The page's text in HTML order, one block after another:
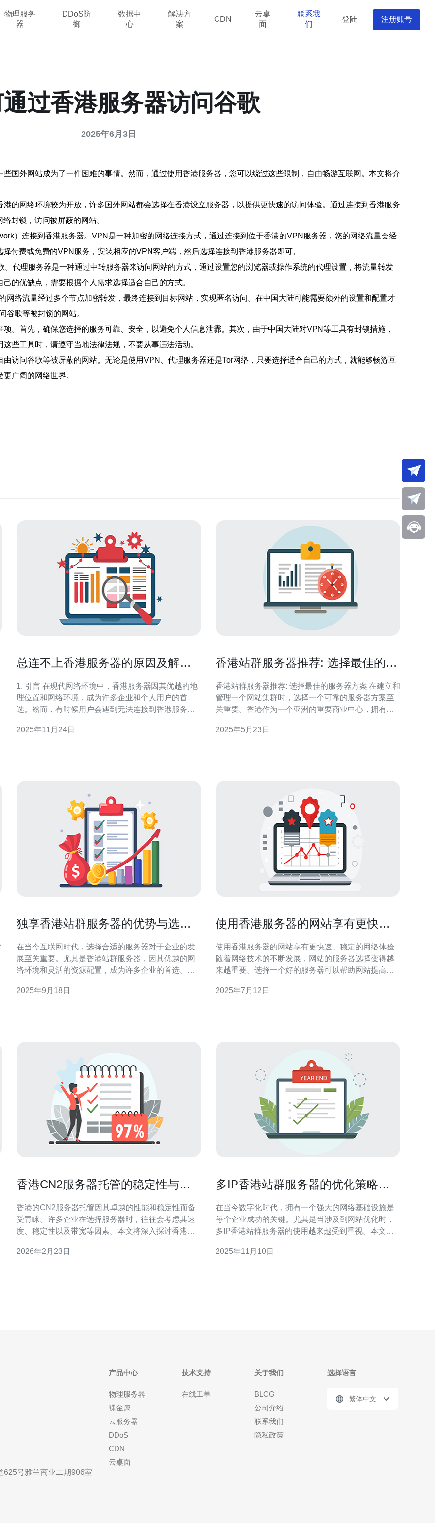
物理服务
器
DDoS防
御
数据中
心
解决方
案
CDN
云桌
面
联系我
们
登陆 注册账号
过香港服务器访问谷歌
2025年6月3日
国外网站成为了一件困难的事情。然而，通过使用香港服务器，您可以绕过这些限制，自由畅游互联网。本文将介
的网络环境较为开放，许多国外网站都会选择在香港设立服务器，以提供更快速的访问体验。通过连接到香港服务
封锁，访问被屏蔽的网站。
）连接到香港服务器。VPN是一种加密的网络连接方式，通过连接到位于香港的VPN服务器，您的网络流量会经
付费或免费的VPN服务，安装相应的VPN客户端，然后选择连接到香港服务器即可。
代理服务器是一种通过中转服务器来访问网站的方式，通过设置您的浏览器或操作系统的代理设置，将流量转发
的优缺点，需要根据个人需求选择适合自己的方式。
网络流量经过多个节点加密转发，最终连接到目标网站，实现匿名访问。在中国大陆可能需要额外的设置和配置才
谷歌等被封锁的网站。
。首先，确保您选择的服务可靠、安全，以避免个人信息泄霩。其次，由于中国大陆对VPN等工具有封锁措施，
些工具时，请遵守当地法律法规，不要从事违法活动。
访问谷歌等被屏蔽的网站。无论是使用VPN、代理服务器还是Tor网络，只要选择适合自己的方式，就能够畅游互
广阔的网络世界。
总连不上香港服务器的原因及解决
1. 引言 在现代网络环境中，香港服务器因其优越的地
理位置和网络环境，成为许多企业和个人用户的首
选。然而，有时候用户会遇到无法连接到香港服务器
案。 2. 连接问题的常见原因 连接香港服务器失败的原
2025年11月24日
香港站群服务器推荐: 选择最佳的服
香港站群服务器推荐: 选择最佳的服务器方案 在建立和
管理一个网站集群时，选择一个可靠的服务器方案至
关重要。香港作为一个亚洲的重要商业中心，拥有发
服务器托管地点。 在选择服务器时，首先要考虑的是
2025年5月23日
独享香港站群服务器的优势与选择
在当今互联网时代，选择合适的服务器对于企业的发
展至关重要。尤其是香港站群服务器，因其优越的网
络环境和灵活的资源配置，成为许多企业的首选。本
择时应考虑的标准，帮助您找到最佳、最便宜的解决
2025年9月18日
使用香港服务器的网站享有更快
使用香港服务器的网站享有更快速、稳定的网络体验
随着网络技术的不断发展，网站的服务器选择变得越
来越重要。选择一个好的服务器可以帮助网站提高访
有更快速、稳定的网络体验。 香港作为国际商业中
2025年7月12日
香港CN2服务器托管的稳定性与速
香港的CN2服务器托管因其卓越的性能和稳定性而备
受青睐。许多企业在选择服务器时，往往会考虑其速
度、稳定性以及带宽等因素。本文将深入探讨香港
能，以帮助企业做出更明智的决策。 香港CN2服务器
2026年2月23日
多IP香港站群服务器的优化策略分
在当今数字化时代，拥有一个强大的网络基础设施是
每个企业成功的关键。尤其是当涉及到网站优化时，
多IP香港站群服务器的使用越来越受到重视。本文将
港站群服务器，提高网站的搜索引擎排名。 首先，选
2025年11月10日
625号雅兰商业二期906室
产品中心
物理服务器
裸金属
云服务器
DDoS
CDN
云桌面
技术支持
在线工单
关于我们
BLOG
公司介绍
联系我们
隐私政策
选择语言
繁体中文